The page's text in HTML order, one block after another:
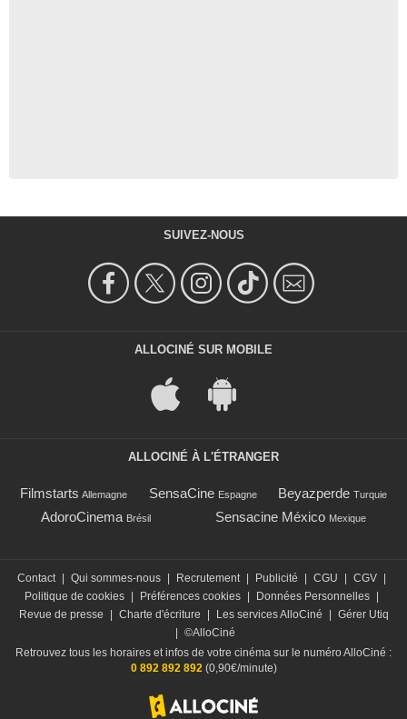
SUIVEZ-NOUS
ALLOCINÉ SUR MOBILE
ALLOCINÉ À L'ÉTRANGER
Filmstarts Allemagne SensaCine Espagne Beyazperde Turquie
AdoroCinema Brésil Sensacine México Mexique
Contact Qui sommes-nous Recrutement Publicité CGU CGV
Politique de cookies
Préférences cookies Données Personnelles
Revue de presse
Charte d'écriture Les services AlloCiné
Gérer Utiq
©AlloCiné
Retrouvez tous les horaires et infos de votre cinéma sur le numéro AlloCiné :
0 892 892 892(0,90€/minute)